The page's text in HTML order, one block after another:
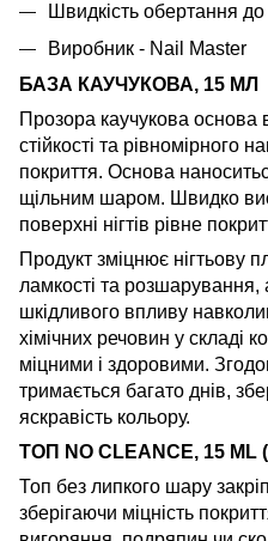
Швидкість обертання
Виробник - Nail Master
БАЗА КАУЧУКОВА, 15 МЛ
Прозора каучукова основа
стійкості та рівномірного
покриття. Основа
щільним шаром. Швидко
поверхні нігтів рівне
Продукт зміцнює нігтьову
ламкості та розшарування,
шкідливого впливу
хімічних речовин у складі
міцними і здоровими.
тримається багато днів,
яскравість кольору.
ТОП NO CLEANCE, 15
Топ без липкого шару
зберігаючи міцність